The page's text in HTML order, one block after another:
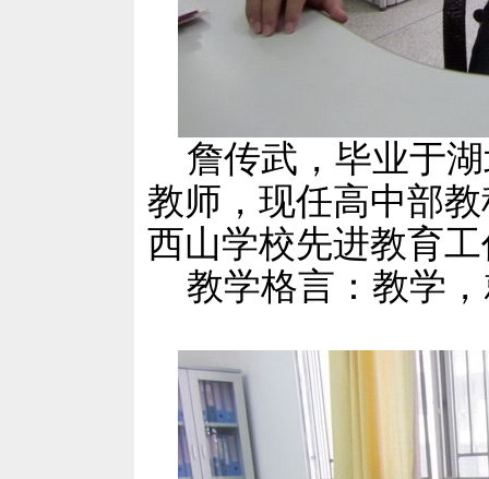
詹传武，毕业于湖
教师，现任高中部
西山学校先进教育
教学格言：教学，